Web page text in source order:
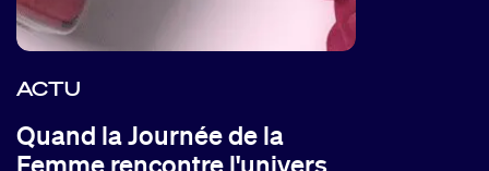
ACTU
Quand la Journée de la
Femme rencontre l'univers